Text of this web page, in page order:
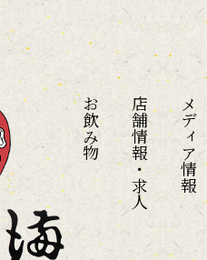
お飲み物 店舗情報・求人 メディア情報